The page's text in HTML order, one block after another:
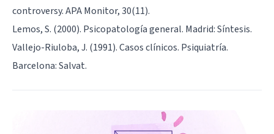
controversy. APA Monitor, 30(11).
Lemos, S. (2000). Psicopatología general. Madrid: Síntesis.
Vallejo-Riuloba, J. (1991). Casos clínicos. Psiquiatría.
Barcelona: Salvat.